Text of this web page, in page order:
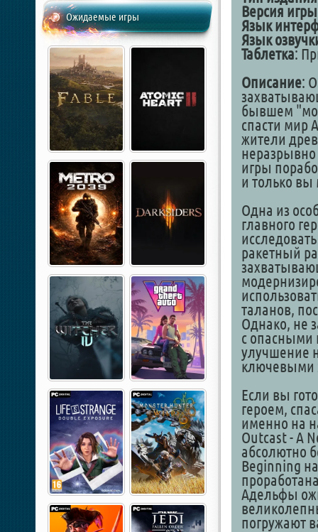
Ожидаемые игры
Версия
Язык
Язык
Таблетка:
Описание:
бывшем
спасти мир
жители
неразрывно
игры
и только вы
Одна из
главного
ракетный
таланов,
Однако, не
с опасными
улучшение
ключевыми
Если вы
героем,
именно на
Outcast - A
абсолютно
Beginning
Адельфы
погружают